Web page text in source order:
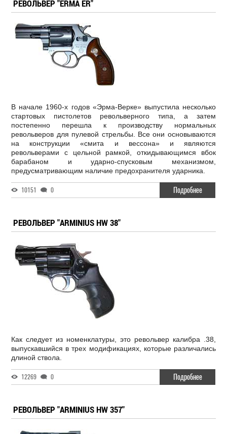
РЕВОЛЬВЕР "ERMA ER"
В начале 1960-х годов «Эрма-Верке» выпустила несколько
стартовых пистолетов револьверного типа, а затем
постепенно перешла к производству нормальных
револьверов для пулевой стрельбы. Все они основываются
на конструкции «смита и вессона» и являются
револьверами с цельной рамкой, откидывающимся вбок
барабаном и ударно-спусковым механизмом,
предусматривающим наличие предохранителя ударника.
10151 0 Подробнее
РЕВОЛЬВЕР "ARMINIUS HW 38"
Как следует из номенклатуры, это револьвер калибра .38,
выпускавшийся в трех модификациях, которые различались
длиной ствола.
12269 0 Подробнее
РЕВОЛЬВЕР "ARMINIUS HW 357"